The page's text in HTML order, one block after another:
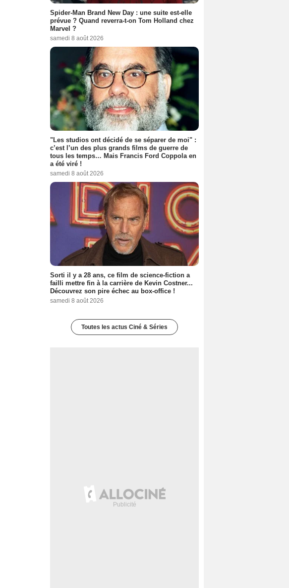
Spider-Man Brand New Day : une suite est-elle
prévue ? Quand reverra-t-on Tom Holland chez
Marvel ?
samedi 8 août 2026
"Les studios ont décidé de se séparer de moi" :
c’est l’un des plus grands films de guerre de
tous les temps… Mais Francis Ford Coppola en
a été viré !
samedi 8 août 2026
Sorti il y a 28 ans, ce film de science-fiction a
failli mettre fin à la carrière de Kevin Costner...
Découvrez son pire échec au box-office !
samedi 8 août 2026
Toutes les actus Ciné & Séries